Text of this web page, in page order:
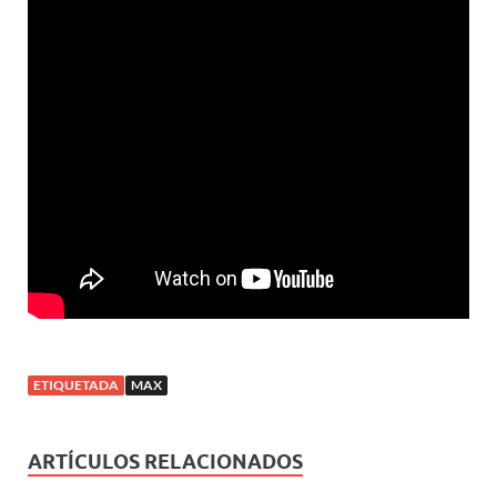
ETIQUETADA MAX
ARTÍCULOS RELACIONADOS